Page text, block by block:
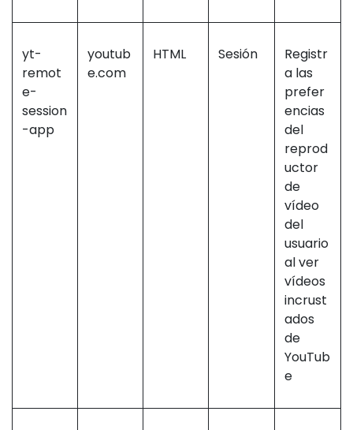
yt-
remot
e-
session
-app
youtub
e.com
HTML Sesión
Registr
a las
prefer
encias
del
reprod
uctor
de
vídeo
del
usuario
al ver
vídeos
incrust
ados
de
YouTub
e